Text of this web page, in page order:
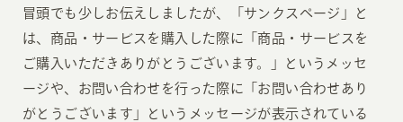
冒頭でも少しお伝えしましたが、「サンクスページ」と
は、商品・サービスを購入した際に「商品・サービスを
ご購入いただきありがとうございます。」というメッセ
ージや、お問い合わせを行った際に「お問い合わせあり
がとうございます」というメッセージが表示されている